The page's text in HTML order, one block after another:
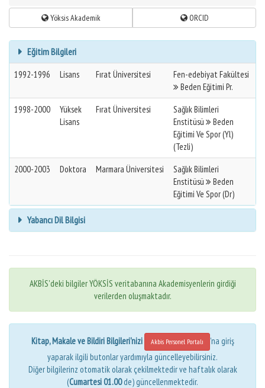
Yöksis Akademik ORCID
Eğitim Bilgileri
1992-1996 Lisans Fırat Üniversitesi
Fen-edebiyat Fakültesi
Beden Eğitimi Pr.
1998-2000
Yüksek
Lisans
Fırat Üniversitesi
Sağlık Bilimleri
Enstitüsü
Beden
Eğitimi Ve Spor (Yl)
(Tezli)
2000-2003
Doktora Marmara Üniversitesi
Sağlık Bilimleri
Enstitüsü
Beden
Eğitimi Ve Spor (Dr)
Yabancı Dil Bilgisi
AKBİS'deki bilgiler YÖKSİS veritabanına Akademisyenlerin girdiği
verilerden oluşmaktadır.
Kitap, Makale ve Bildiri Bilgileri'nizi Akbis Personel Portalı
'na giriş
yaparak ilgili butonlar yardımıyla güncelleyebilirsiniz.
Diğer bilgilerinz otomatik olarak çekilmektedir ve haftalık olarak
(Cumartesi 01.00de) güncellenmektedir.